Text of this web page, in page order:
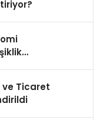
ve Ticaret